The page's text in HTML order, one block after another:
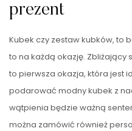
prezent
Kubek czy zestaw kubków, to
to na każdą okazję. Zbliżający
to pierwsza okazja, która jest
podarować modny kubek z
wątpienia będzie ważną
można zamówić również